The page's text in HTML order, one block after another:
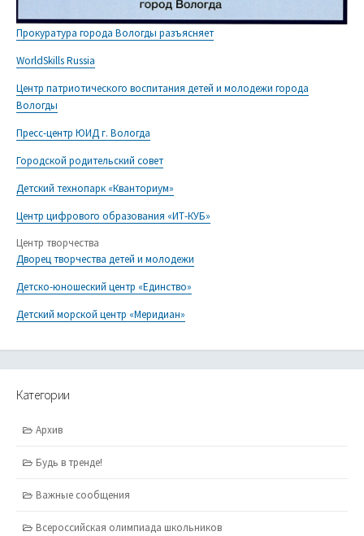
Прокуратура города Вологды разъясняет
WorldSkills Russia
Центр патриотического воспитания детей и молодежи города
Вологды
Пресс-центр ЮИД г. Вологда
Городской родительский совет
Детский технопарк «Кванториум»
Центр цифрового образования «ИТ-КУБ»
Центр творчества
Дворец творчества детей и молодежи
Детско-юношеский центр «Единство»
Детский морской центр «Меридиан»
Категории
Архив
Будь в тренде!
Важные сообщения
Всероссийская олимпиада школьников